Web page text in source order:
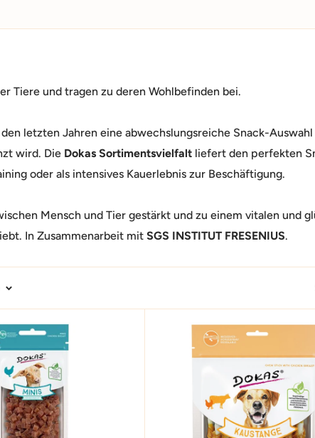
Tiere und tragen zu deren Wohlbefinden bei.
letzten Jahren eine abwechslungsreiche Snack-Auswahl
wird. Die Dokas Sortimentsvielfalt liefert den perfekten
oder als intensives Kauerlebnis zur Beschäftigung.
Mensch und Tier gestärkt und zu einem vitalen und
In Zusammenarbeit mit SGS INSTITUT FRESENIUS.